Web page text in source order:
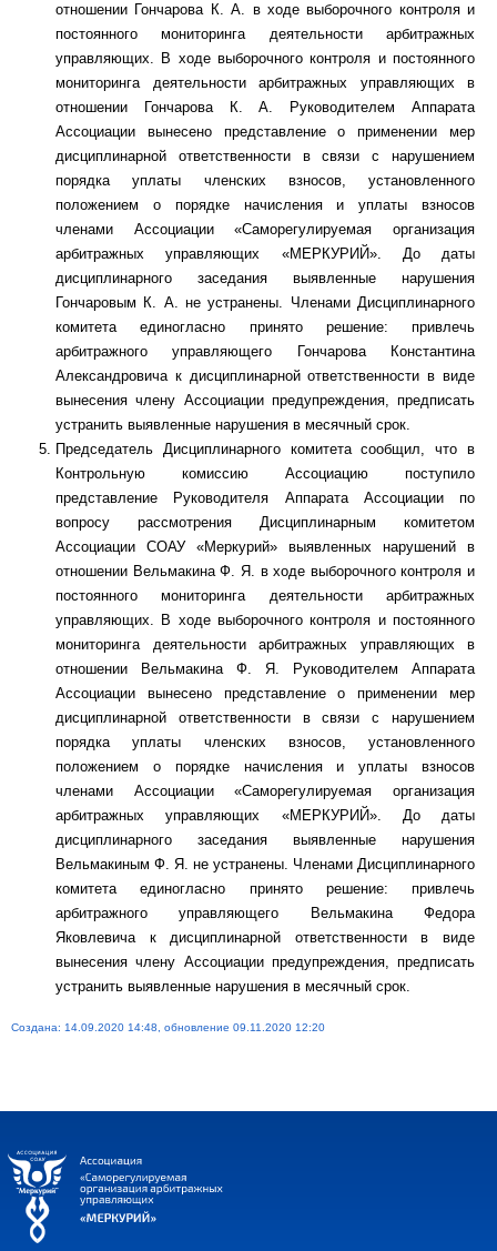
отношении Гончарова К. А. в ходе выборочного контроля и
постоянного мониторинга деятельности арбитражных
управляющих. В ходе выборочного контроля и постоянного
мониторинга деятельности арбитражных управляющих в
отношении Гончарова К. А. Руководителем Аппарата
Ассоциации вынесено представление о применении мер
дисциплинарной ответственности в связи с нарушением
порядка уплаты членских взносов, установленного
положением о порядке начисления и уплаты взносов
членами Ассоциации «Саморегулируемая организация
арбитражных управляющих «МЕРКУРИЙ». До даты
дисциплинарного заседания выявленные нарушения
Гончаровым К. А. не устранены. Членами Дисциплинарного
комитета единогласно принято решение: привлечь
арбитражного управляющего Гончарова Константина
Александровича к дисциплинарной ответственности в виде
вынесения члену Ассоциации предупреждения, предписать
устранить выявленные нарушения в месячный срок.
Председатель Дисциплинарного комитета сообщил, что в
Контрольную комиссию Ассоциацию поступило
представление Руководителя Аппарата Ассоциации по
вопросу рассмотрения Дисциплинарным комитетом
Ассоциации СОАУ «Меркурий» выявленных нарушений в
отношении Вельмакина Ф. Я. в ходе выборочного контроля и
постоянного мониторинга деятельности арбитражных
управляющих. В ходе выборочного контроля и постоянного
мониторинга деятельности арбитражных управляющих в
отношении Вельмакина Ф. Я. Руководителем Аппарата
Ассоциации вынесено представление о применении мер
дисциплинарной ответственности в связи с нарушением
порядка уплаты членских взносов, установленного
положением о порядке начисления и уплаты взносов
членами Ассоциации «Саморегулируемая организация
арбитражных управляющих «МЕРКУРИЙ». До даты
дисциплинарного заседания выявленные нарушения
Вельмакиным Ф. Я. не устранены. Членами Дисциплинарного
комитета единогласно принято решение: привлечь
арбитражного управляющего Вельмакина Федора
Яковлевича к дисциплинарной ответственности в виде
вынесения члену Ассоциации предупреждения, предписать
устранить выявленные нарушения в месячный срок.
Создана: 14.09.2020 14:48, обновление 09.11.2020 12:20